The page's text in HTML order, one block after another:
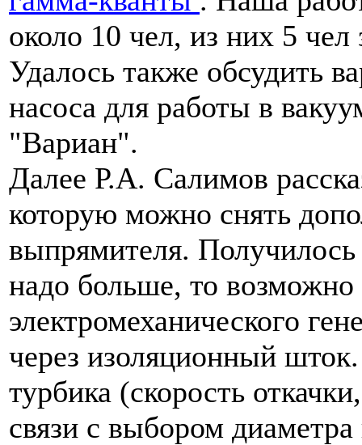
около 10 чел, из них 5
Удалось также обсудить
насоса для работы в
"Вариан".
Далее Р.А. Салимов
которую можно снять
выпрямителя.
надо больше, то
электромеханического
через изоляционный
турбика (скорость
связи с выбором